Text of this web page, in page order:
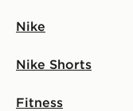
Nike
Nike Shorts
Fitness